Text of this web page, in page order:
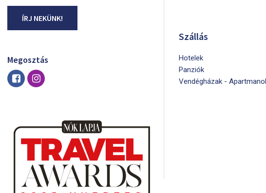
ÍRJ NEKÜNK!
Megosztás
Szállás
Hotelek
Panziók
Vendégházak -